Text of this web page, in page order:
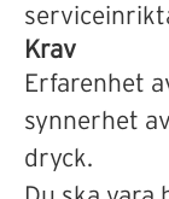
Krav
Erfarenhet
synnerhet
dryck.